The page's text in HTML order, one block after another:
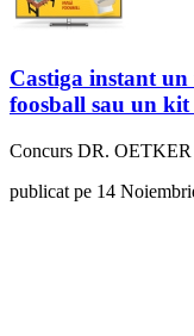
Castiga instant
foosball sau un
Concurs DR. OETKER
publicat pe 14